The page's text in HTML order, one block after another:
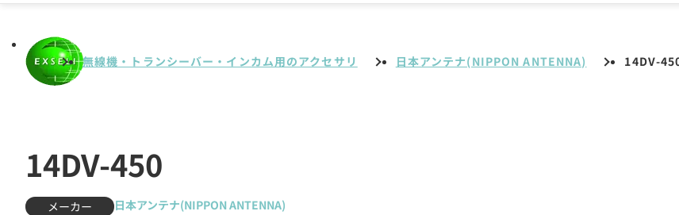
無線機・トランシーバー・インカム用のアクセサリ 日本アンテナ(NIPPON ANTENNA) 14DV-
14DV-450
メーカー
日本アンテナ(NIPPON ANTENNA)